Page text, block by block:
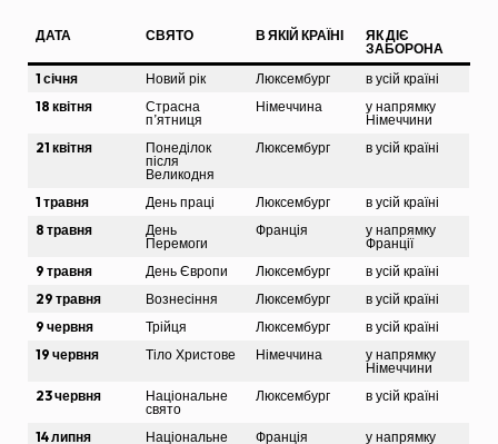
ДАТА СВЯТО В ЯКІЙ КРАЇНІ
ЯК ДІЄ
ЗАБОРОНА
1 січня
Новий рік Люксембург
в усій країні
18 квітня
Страсна
п’ятниця
Німеччина
у напрямку
Німеччини
21 квітня
Понеділок
після
Великодня
Люксембург в усій країні
1 травня День праці Люксембург
в усій країні
8 травня
День
Перемоги
Франція
у напрямку
Франції
9 травня
День Європи Люксембург
в усій країні
29 травня
Вознесіння Люксембург
в усій країні
9 червня
Трійця Люксембург
в усій країні
19 червня
Тіло Христове Німеччина
у напрямку
Німеччини
23 червня
Національне
свято
Люксембург в усій країні
14 липня
Національне
Франція
у напрямку